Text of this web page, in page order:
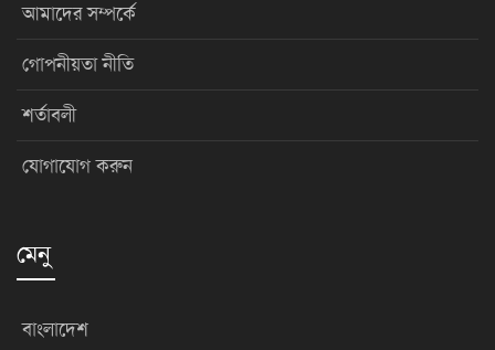
আমাদের সম্পর্কে
গোপনীয়তা নীতি
শর্তাবলী
যোগাযোগ করুন
মেনু
বাংলাদেশ